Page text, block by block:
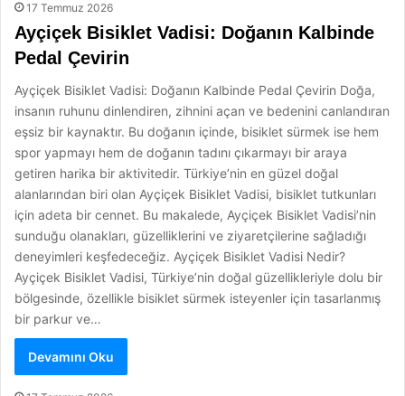
17 Temmuz 2026
Ayçiçek Bisiklet Vadisi: Doğanın Kalbinde
Pedal Çevirin
Ayçiçek Bisiklet Vadisi: Doğanın Kalbinde Pedal Çevirin Doğa,
insanın ruhunu dinlendiren, zihnini açan ve bedenini canlandıran
eşsiz bir kaynaktır. Bu doğanın içinde, bisiklet sürmek ise hem
spor yapmayı hem de doğanın tadını çıkarmayı bir araya
getiren harika bir aktivitedir. Türkiye’nin en güzel doğal
alanlarından biri olan Ayçiçek Bisiklet Vadisi, bisiklet tutkunları
için adeta bir cennet. Bu makalede, Ayçiçek Bisiklet Vadisi’nin
sunduğu olanakları, güzelliklerini ve ziyaretçilerine sağladığı
deneyimleri keşfedeceğiz. Ayçiçek Bisiklet Vadisi Nedir?
Ayçiçek Bisiklet Vadisi, Türkiye’nin doğal güzellikleriyle dolu bir
bölgesinde, özellikle bisiklet sürmek isteyenler için tasarlanmış
bir parkur ve…
Devamını Oku